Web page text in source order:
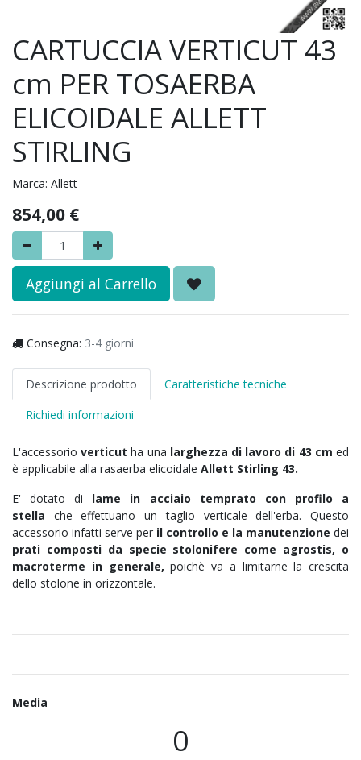
CARTUCCIA VERTICUT 43
cm PER TOSAERBA
ELICOIDALE ALLETT
STIRLING
Marca: Allett
854,00 €
Aggiungi al Carrello
Consegna: 3-4 giorni
Descrizione prodotto
Caratteristiche tecniche
Richiedi informazioni
L'accessorioverticut ha una larghezza di lavoro di 43 cm ed
è applicabile alla rasaerba elicoidale Allett Stirling 43.
E' dotato di lame in acciaio temprato con profilo a
stella che effettuano un taglio verticale dell'erba. Questo
accessorio infatti serve per il controllo e la manutenzione dei
prati composti da specie stolonifere come agrostis, o
macroterme in generale, poichè va a limitarne la crescita
dello stolone in orizzontale.
Media
0